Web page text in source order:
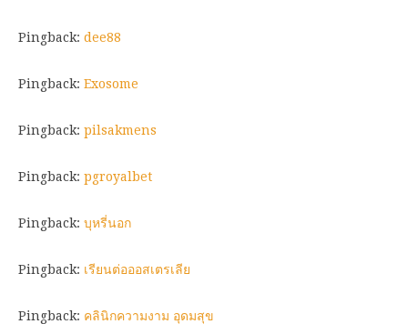
Pingback: dee88
Pingback: Exosome
Pingback: pilsakmens
Pingback: pgroyalbet
Pingback: บุหรี่นอก
Pingback: เรียนต่อออสเตรเลีย
Pingback: คลินิกความงาม อุดมสุข